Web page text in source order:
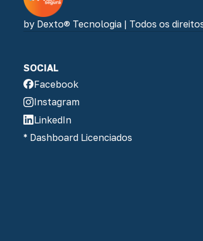
by Dexto® Tecnologia | Todos os
SOCIAL
Facebook
Instagram
LinkedIn
* Dashboard Licenciados